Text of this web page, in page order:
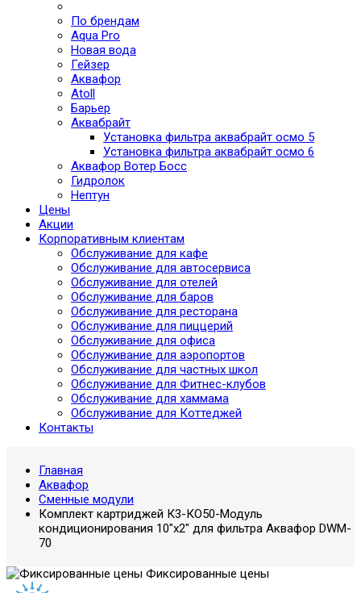
По брендам
Aqua Pro
Новая вода
Гейзер
Аквафор
Atoll
Барьер
Аквабрайт
Установка фильтра аквабрайт осмо 5
Установка фильтра аквабрайт осмо 6
Аквафор Вотер Босс
Гидролок
Нептун
Цены
Акции
Корпоративным клиентам
Обслуживание для кафе
Обслуживание для автосервиса
Обслуживание для отелей
Обслуживание для баров
Обслуживание для ресторана
Обслуживание для пиццерий
Обслуживание для офиса
Обслуживание для аэропортов
Обслуживание для частных школ
Обслуживание для Фитнес-клубов
Обслуживание для хаммама
Обслуживание для Коттеджей
Контакты
Главная
Аквафор
Сменные модули
Комплект картриджей К3-КO50-Модуль
кондиционирования 10"х2" для фильтра Аквафор DWM-
70
Фиксированные цены